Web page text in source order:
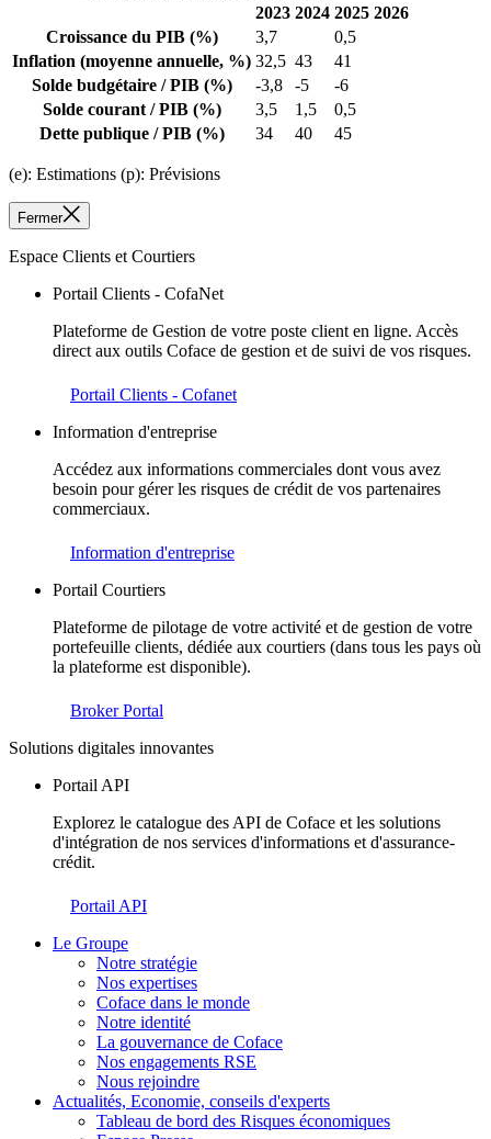
2023 2024 2025 2026
Croissance du PIB (%) 3,7
0,5
Inflation (moyenne annuelle, %) 32,5 43
41
Solde budgétaire / PIB (%) -3,8 -5
-6
Solde courant / PIB (%) 3,5 1,5
0,5
Dette publique / PIB (%) 34 40 45
(e): Estimations (p): Prévisions
Fermer
Espace Clients et Courtiers
Portail Clients - CofaNet
Plateforme de Gestion de votre poste client en ligne. Accès
direct aux outils Coface de gestion et de suivi de vos risques.
Portail Clients - Cofanet
Information d'entreprise
Accédez aux informations commerciales dont vous avez
besoin pour gérer les risques de crédit de vos partenaires
commerciaux.
Information d'entreprise
Portail Courtiers
Plateforme de pilotage de votre activité et de gestion de votre
portefeuille clients, dédiée aux courtiers (dans tous les pays où
la plateforme est disponible).
Broker Portal
Solutions digitales innovantes
Portail API
Explorez le catalogue des API de Coface et les solutions
d'intégration de nos services d'informations et d'assurance-
crédit.
Portail API
Le Groupe
Notre stratégie
Nos expertises
Coface dans le monde
Notre identité
La gouvernance de Coface
Nos engagements RSE
Nous rejoindre
Actualités, Economie, conseils d'experts
Tableau de bord des Risques économiques